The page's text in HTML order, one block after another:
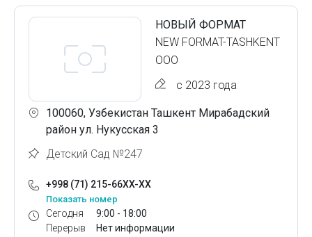
НОВЫЙ ФОРМАТ
NEW FORMAT-TASHKENT
ООО
с 2023 года
100060, Узбекистан Ташкент Мирабадский
район ул. Нукусская 3
Детский Сад №247
+998 (71) 215-66XX-XX
Показать номер
Сегодня
Перерыв
9:00 - 18:00
Нет информации